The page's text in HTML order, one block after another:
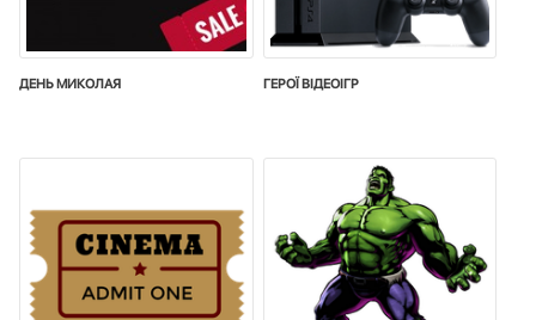
ДЕНЬ МИКОЛАЯ ГЕРОЇ ВІДЕОІГР